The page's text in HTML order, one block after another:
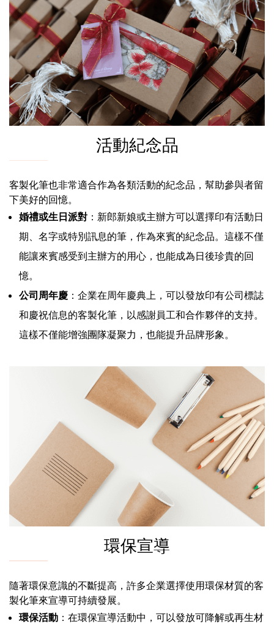
活動紀念品
客製化筆也非常適合作為各類活動的紀念品，幫助參與者留
下美好的回憶。
婚禮或生日派對 ：新郎新娘或主辦方可以選擇印有活動日
期、名字或特別訊息的筆，作為來賓的紀念品。這樣不僅
能讓來賓感受到主辦方的用心，也能成為日後珍貴的回
憶。
公司周年慶 ：企業在周年慶典上，可以發放印有公司標誌
和慶祝信息的客製化筆，以感謝員工和合作夥伴的支持。
這樣不僅能增強團隊凝聚力，也能提升品牌形象。
環保宣導
隨著環保意識的不斷提高，許多企業選擇使用環保材質的客
製化筆來宣導可持續發展。
環保活動 ：在環保宣導活動中，可以發放可降解或再生材